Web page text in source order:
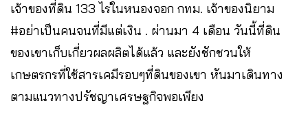
เจ้าของที่ดิน 133 ไร่ในหนองจอก กทม. เจ้าของนิยาม
#อย่าเป็นคนจนที่มีแต่เงิน . ผ่านมา 4 เดือน วันนี้ที่ดิน
ของเขาเก็บเกี่ยวผลผลิตได้แล้ว และยังชักชวนให้
เกษตรกรที่ใช้สารเคมีรอบๆที่ดินของเขา หันมาเดินทาง
ตามแนวทางปรัชญาเศรษฐกิจพอเพียง